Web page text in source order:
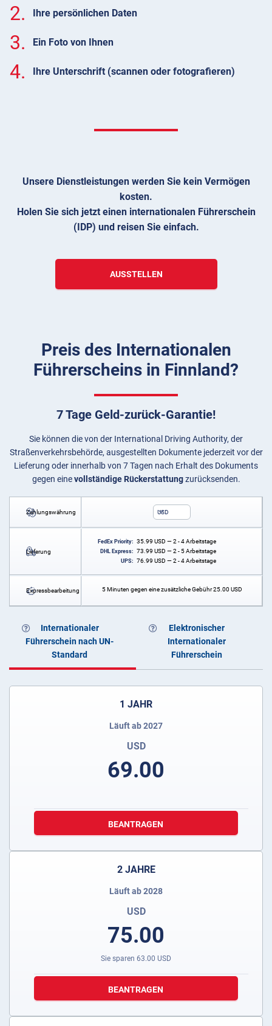
2. Ihre persönlichen Daten
3. Ein Foto von Ihnen
4. Ihre Unterschrift (scannen oder fotografieren)
Unsere Dienstleistungen werden Sie kein Vermögen
kosten.
Holen Sie sich jetzt einen internationalen Führerschein
(IDP) und reisen Sie einfach.
AUSSTELLEN
Preis des Internationalen
Führerscheins in Finnland?
7 Tage Geld-zurück-Garantie!
Sie können die von der International Driving Authority, der
Straßenverkehrsbehörde, ausgestellten Dokumente jederzeit vor der
Lieferung oder innerhalb von 7 Tagen nach Erhalt des Dokuments
gegen einevollständige Rückerstattungzurücksenden.
Zahlungswährung USD
Lieferung
FedEx Priority: 35.99 USD — 2 - 4 Arbeitstage
DHL Express: 73.99 USD — 2 - 5 Arbeitstage
UPS: 76.99 USD — 2 - 4 Arbeitstage
Expressbearbeitung 5 Minuten gegen eine zusätzliche Gebühr25.00 USD
Internationaler
Führerschein nach UN-
Standard
Elektronischer
Internationaler
Führerschein
1 JAHR
Läuft ab 2027
USD
69.00
BEANTRAGEN
2 JAHRE
Läuft ab 2028
USD
75.00
Sie sparen 63.00 USD
BEANTRAGEN